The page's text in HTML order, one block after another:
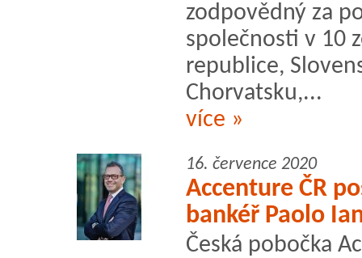
zodpovědný za
společnosti v 10
republice,
Chorvatsku,...
více »
16. července 2020
Accenture ČR
bankéř Paolo
Česká pobočka